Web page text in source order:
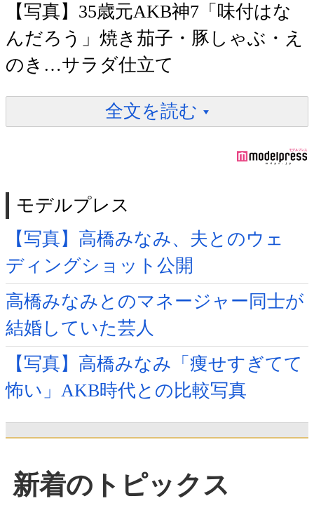
【写真】35歳元AKB神7「味付はな
んだろう」焼き茄子・豚しゃぶ・え
のき…サラダ仕立て
全文を読む
モデルプレス
【写真】高橋みなみ、夫とのウェ
ディングショット公開
高橋みなみとのマネージャー同士が
結婚していた芸人
【写真】高橋みなみ「痩せすぎてて
怖い」AKB時代との比較写真
新着のトピックス